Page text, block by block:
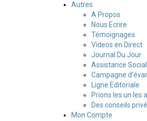
Autres
A Propos
Nous Ecrire
Témoignages
Videos en Direct
Journal Du Jour
Assistance
Campagne
Ligne Editoriale
Prions les un les
Des conseils
Mon Compte